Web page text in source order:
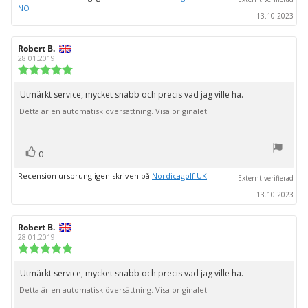
NO
13.10.2023
Recensionsförfattare:
Robert B.
28.01.2019
utav
5
stjärnor
Recensionstext:
Utmärkt service, mycket snabb och precis vad jag ville ha.
Detta är en automatisk översättning. Visa originalet.
Rösta
0
Recension ursprungligen skriven på Nordicagolf UK
Externt verifierad
13.10.2023
Recensionsförfattare:
Robert B.
28.01.2019
utav
5
stjärnor
Recensionstext:
Utmärkt service, mycket snabb och precis vad jag ville ha.
Detta är en automatisk översättning. Visa originalet.